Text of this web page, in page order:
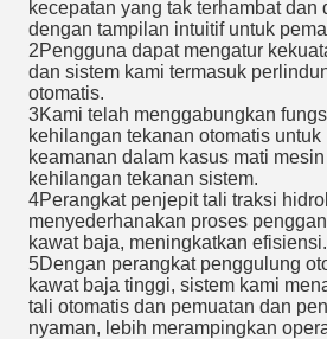
kecepatan yang tak terhambat dan
dengan tampilan intuitif untuk
2Pengguna dapat mengatur
dan sistem kami termasuk
otomatis.
3Kami telah menggabungkan
kehilangan tekanan otomatis untuk
keamanan dalam kasus mati
kehilangan tekanan sistem.
4Perangkat penjepit tali traksi
menyederhanakan proses
kawat baja, meningkatkan efisiensi.
5Dengan perangkat penggulung
kawat baja tinggi, sistem kami
tali otomatis dan pemuatan dan
nyaman, lebih merampingkan